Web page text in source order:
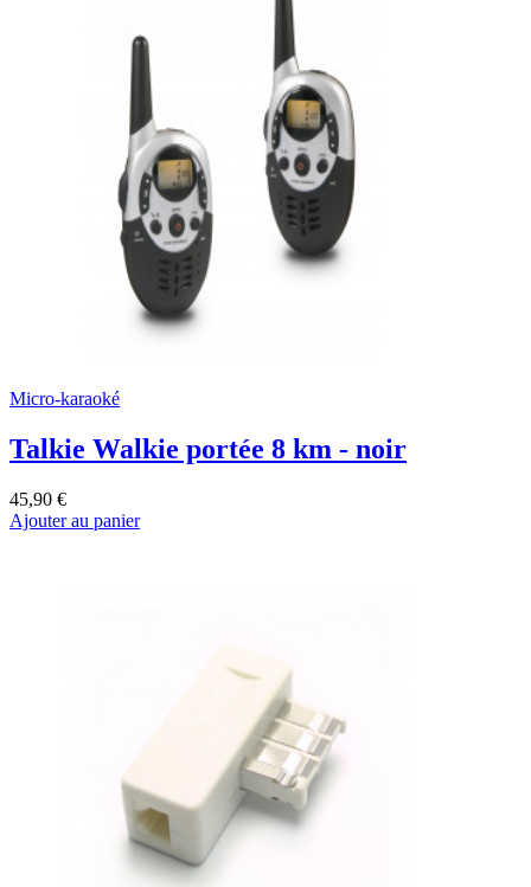
Micro-karaoké
Talkie Walkie portée 8 km - noir
45,90 €
Ajouter au panier